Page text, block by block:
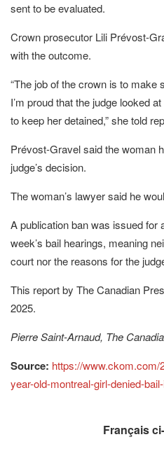
sent to be evaluated.
Crown prosecutor Lili Prévost-
with the outcome.
“The job of the crown is to make
I’m proud that the judge looked
to keep her detained,” she told
Prévost-Gravel said the woman
judge’s decision.
The woman’s lawyer said he
A publication ban was issued for
week’s bail hearings, meaning
court nor the reasons for the
This report by The Canadian
2025.
Pierre Saint-Arnaud, The
Source: https://www.ckom.com/
year-old-montreal-girl-denied-
Français